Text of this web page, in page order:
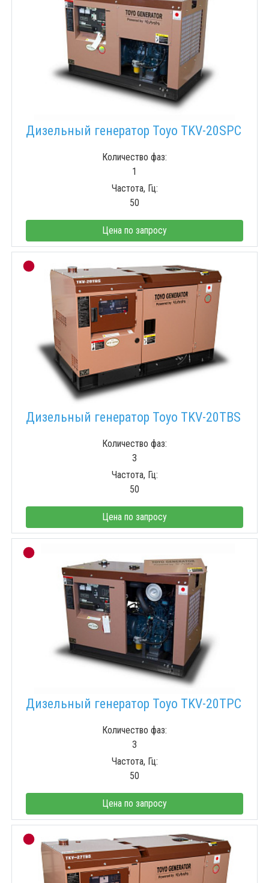
Дизельный генератор Toyo TKV-20SPC
Количество фаз:
1
Частота, Гц:
50
Цена по запросу
Дизельный генератор Toyo TKV-20TBS
Количество фаз:
3
Частота, Гц:
50
Цена по запросу
Дизельный генератор Toyo TKV-20TPC
Количество фаз:
3
Частота, Гц:
50
Цена по запросу